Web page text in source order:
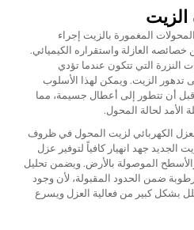
الزيت
المغمورة بالزيت إجراء
العازلة واستقراره الكيميائي.
النزرة التي تتكون عندما تؤدي
تدهور الزيت. ويمكن لهذا الأسلوب
قبل أن تتطور إلى أعطال جسيمة، مما
الأمد لحالة المحول.
الكهربائي لزيت المحول في ظروف
الجديد جهد انهيار كافياً لتوفير عزل
الموصولة بالأرض. ويضمن تحليل
ضمن الحدود المقبولة، لأن وجود
بشكل كبير من فعالية العزل ويسرع